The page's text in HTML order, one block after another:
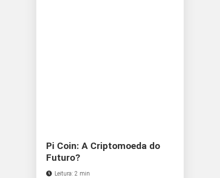
Pi Coin: A Criptomoeda do
Futuro?
Leitura: 2 min